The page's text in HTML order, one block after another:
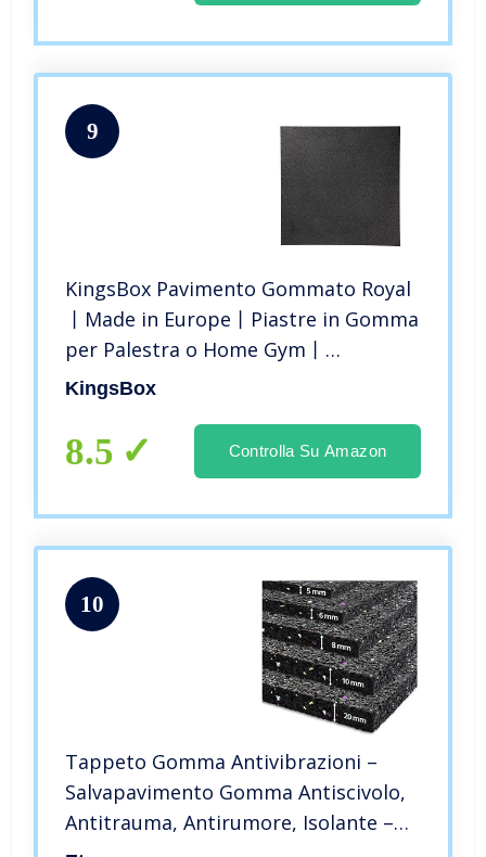
9
KingsBox Pavimento Gommato Royal
丨Made in Europe丨Piastre in Gomma
per Palestra o Home Gym丨
Pavimentazione Protettiva per
Resistente all’Acqua丨50 cm x 50 cm x
2 cm
KingsBox
8.5 Controlla Su Amazon
10
Tappeto Gomma Antivibrazioni –
Salvapavimento Gomma Antiscivolo,
Antitrauma, Antirumore, Isolante –